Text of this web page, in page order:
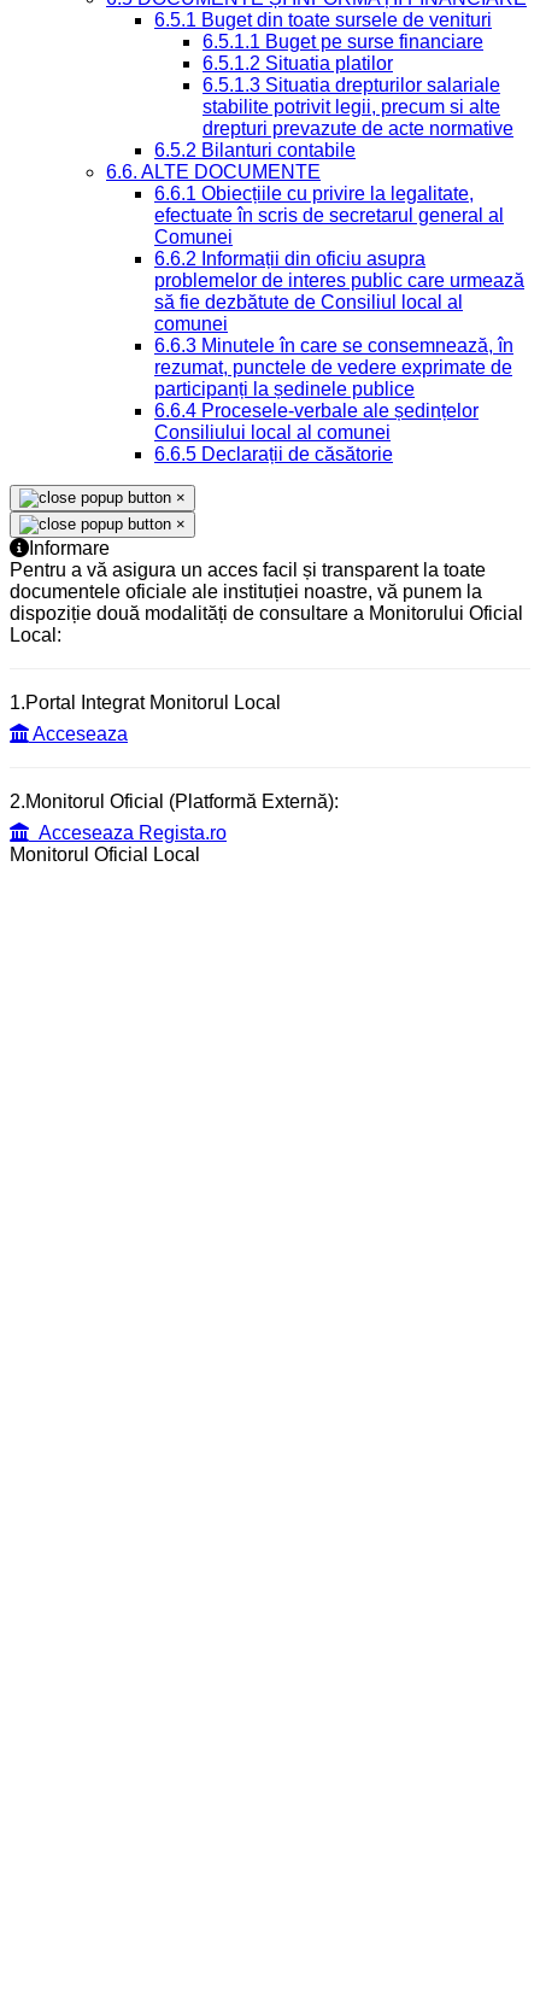
6.5.1 Buget din toate sursele de venituri
6.5.1.1 Buget pe surse financiare
6.5.1.2 Situatia platilor
6.5.1.3 Situatia drepturilor salariale
stabilite potrivit legii, precum si alte
drepturi prevazute de acte normative
6.5.2 Bilanturi contabile
6.6. ALTE DOCUMENTE
6.6.1 Obiecțiile cu privire la legalitate,
efectuate în scris de secretarul general al
Comunei
6.6.2 Informații din oficiu asupra
problemelor de interes public care urmează
să fie dezbătute de Consiliul local al
comunei
6.6.3 Minutele în care se consemnează, în
rezumat, punctele de vedere exprimate de
participanți la ședinele publice
6.6.4 Procesele-verbale ale ședințelor
Consiliului local al comunei
6.6.5 Declarații de căsătorie
×
×
Informare
Pentru a vă asigura un acces facil și transparent la toate
documentele oficiale ale instituției noastre, vă punem la
dispoziție două modalități de consultare a Monitorului Oficial
Local:
1.Portal Integrat Monitorul Local
Acceseaza
2.Monitorul Oficial (Platformă Externă):
Acceseaza Regista.ro
Monitorul Oficial Local